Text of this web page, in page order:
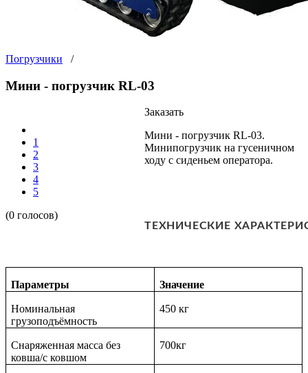
Погрузчики /
Мини - погрузчик RL-03
1
2
3
4
5
(0 голосов)
Заказать
Мини - погрузчик RL-03.
Минипогрузчик на гусеничном
ходу с сиденьем оператора.
ТЕХНИЧЕСКИЕ
Параметры Значение
Номинальная
грузоподъёмность
450 кг
Снаряженная масса без
ковша/с ковшом
700кг